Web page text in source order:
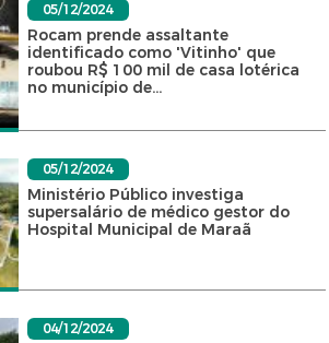
05/12/2024
Rocam prende assaltante
identificado como 'Vitinho' que
roubou R$ 100 mil de casa lotérica
no município de...
05/12/2024
Ministério Público investiga
supersalário de médico gestor do
Hospital Municipal de Maraã
04/12/2024